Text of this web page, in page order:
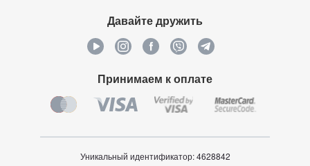
Давайте дружить
Принимаем к оплате
Уникальный идентификатор:4628842